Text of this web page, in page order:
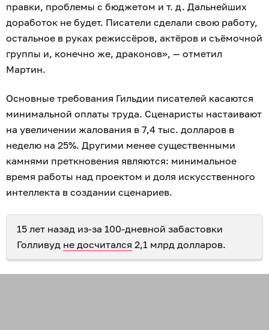
правки, проблемы с бюджетом и т. д. Дальнейших
доработок не будет. Писатели сделали свою работу,
остальное в руках режиссёров, актёров и съёмочной
группы и, конечно же, драконов», — отметил
Мартин.
Основные требования Гильдии писателей касаются
минимальной оплаты труда. Сценаристы настаивают
на увеличении жалования в 7,4 тыс. долларов в
неделю на 25%. Другими менее существенными
камнями преткновения являются: минимальное
время работы над проектом и доля искусственного
интеллекта в создании сценариев.
15 лет назад из-за 100-дневной забастовки
Голливуд не досчитался 2,1 млрд долларов.